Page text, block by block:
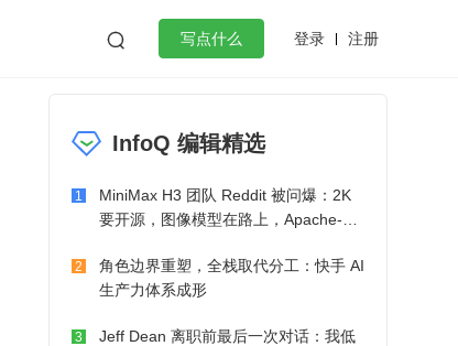
 写点什么 登录 注册
微服务架构 flutter
InfoQ 编辑精选
1
MiniMax H3 团队 Reddit 被问爆：2K
要开源，图像模型在路上，Apache-2.0
2
角色边界重塑，全栈取代分工：快手 AI
生产力体系成形
3
Jeff Dean 离职前最后一次对话：我低